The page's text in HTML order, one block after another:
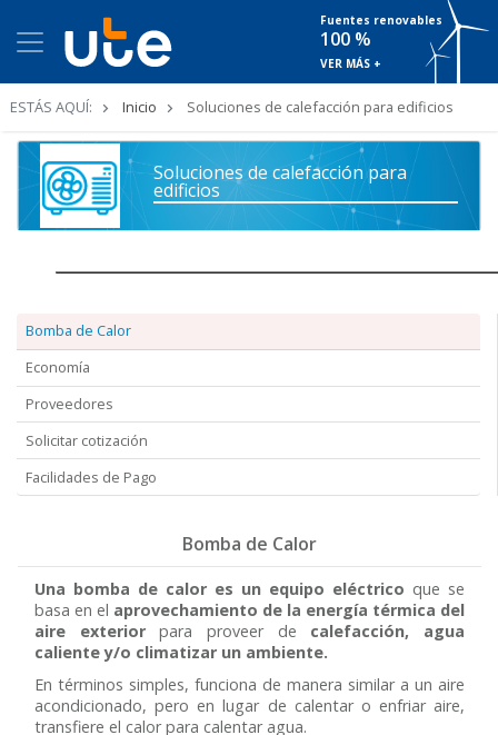
Fuentes renovables
100 %
VER MÁS +
ESTÁS AQUÍ: Inicio Soluciones de calefacción para edificios
Soluciones de calefacción para
edificios
Bomba de Calor
Economía
Proveedores
Solicitar cotización
Facilidades de Pago
Bomba de Calor
Una bomba de calor es un equipo eléctrico que se
basa en el aprovechamiento de la energía térmica del
aire exteriorpara proveer de calefacción, agua
caliente y/o climatizar un ambiente.
En términos simples, funciona de manera similar a un aire
acondicionado, pero en lugar de calentar o enfriar aire,
transfiere el calor para calentar agua.